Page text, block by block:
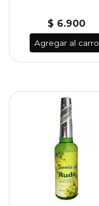
$ 6.900
Agregar al carro